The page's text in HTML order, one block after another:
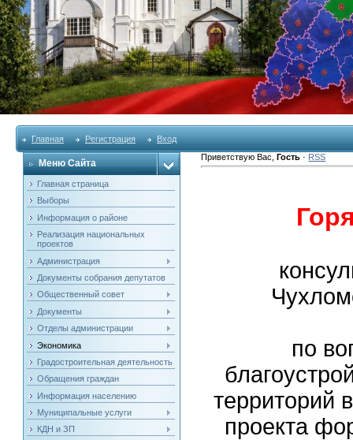
Главная Регистрация Вход
Меню Сайта
Главная страница
Выборы
Информация о районе
Реализация национальных
проектов
Администрация
Документы собрания депутатов
Общественный совет
Документы
Отделы администрации
Экономика
Градостроительная деятельность
Обращения граждан
Информация населению
Муниципальные услуги
КДН и ЗП
Приветствую Вас ,Гость · RSS
по
территорий
проекта